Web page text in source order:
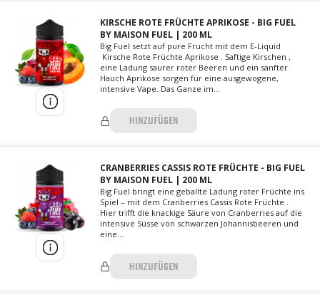
KIRSCHE ROTE FRÜCHTE APRIKOSE - BIG FUEL
BY MAISON FUEL | 200 ML
Big Fuel setzt auf pure Frucht mit dem E-Liquid
Kirsche Rote Früchte Aprikose . Saftige Kirschen ,
eine Ladung saurer roter Beeren und ein sanfter
Hauch Aprikose sorgen für eine ausgewogene,
intensive Vape. Das Ganze im...
HINZUFÜGEN
CRANBERRIES CASSIS ROTE FRÜCHTE - BIG FUEL
BY MAISON FUEL | 200 ML
Big Fuel bringt eine geballte Ladung roter Früchte ins
Spiel – mit dem Cranberries Cassis Rote Früchte .
Hier trifft die knackige Säure von Cranberries auf die
intensive Süsse von schwarzen Johannisbeeren und
eine...
HINZUFÜGEN